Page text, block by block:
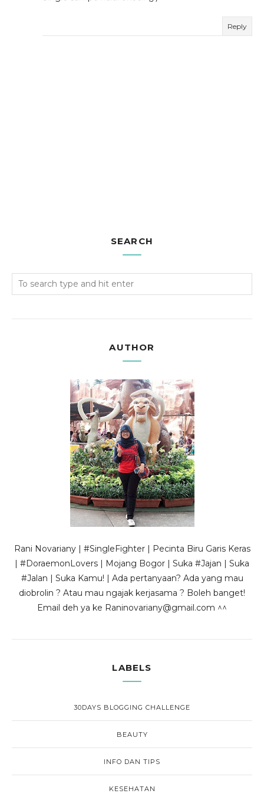
Reply
SEARCH
AUTHOR
Rani Novariany | #SingleFighter | Pecinta Biru Garis Keras
| #DoraemonLovers | Mojang Bogor | Suka #Jajan | Suka
#Jalan | Suka Kamu! | Ada pertanyaan? Ada yang mau
diobrolin ? Atau mau ngajak kerjasama ? Boleh banget!
Email deh ya ke Raninovariany@gmail.com ^^
LABELS
30DAYS BLOGGING CHALLENGE
BEAUTY
INFO DAN TIPS
KESEHATAN